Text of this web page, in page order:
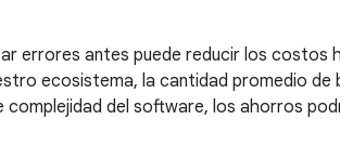
errores antes puede reducir los costos
ecosistema, la cantidad promedio de
del software, los ahorros